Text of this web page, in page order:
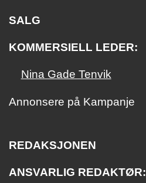
SALG
KOMMERSIELL LEDER:
Nina Gade Tenvik
Annonsere på Kampanje
REDAKSJONEN
ANSVARLIG REDAKTØR: